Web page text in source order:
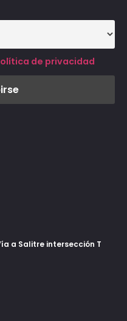
de privacidad
a Salitre intersección T